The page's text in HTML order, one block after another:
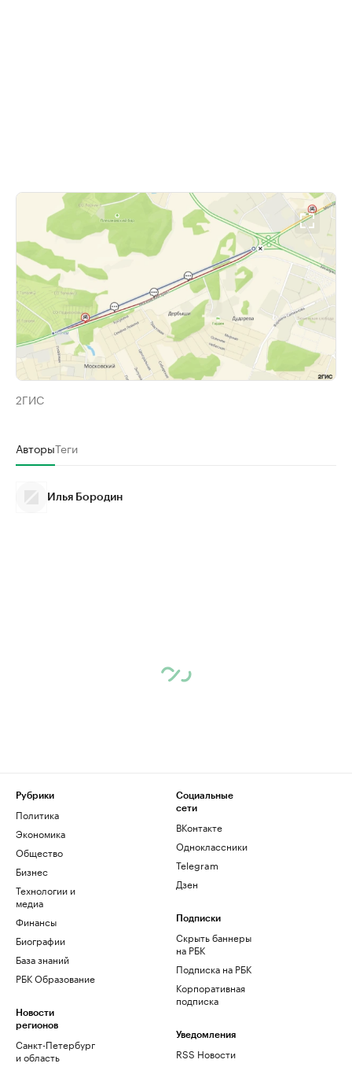
2ГИС
АвторыТеги
Илья Бородин
Рубрики
Политика
Экономика
Общество
Бизнес
Технологии и
медиа
Финансы
Биографии
База знаний
РБК Образование
Новости
регионов
Санкт-Петербург
и область
Социальные
сети
ВКонтакте
Одноклассники
Telegram
Дзен
Подписки
Скрыть баннеры
на РБК
Подписка на РБК
Корпоративная
подписка
Уведомления
RSS Новости